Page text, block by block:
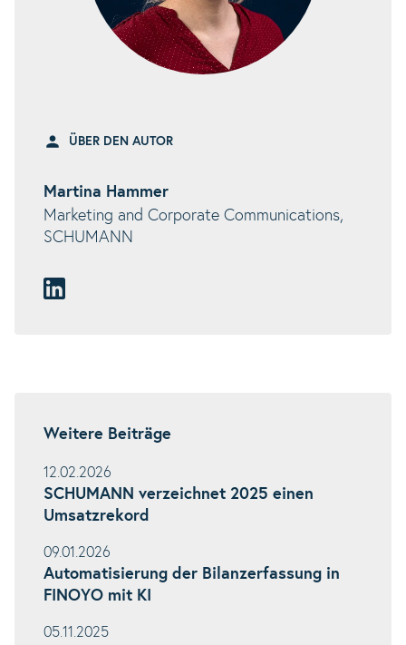
ÜBER DEN AUTOR
Martina Hammer
Marketing and Corporate Communications,
SCHUMANN
Weitere Beiträge
12.02.2026
SCHUMANN verzeichnet 2025 einen
Umsatzrekord
09.01.2026
Automatisierung der Bilanzerfassung in
FINOYO mit KI
05.11.2025